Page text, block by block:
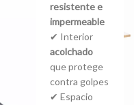
resistente e
impermeable
✔ Interior
acolchado
que protege
contra golpes
✔ Espacio